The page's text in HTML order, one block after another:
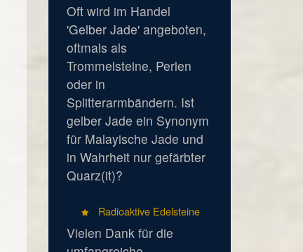
Oft wird im Handel
'Gelber Jade' angeboten,
oftmals als
Trommelsteine, Perlen
oder in
Splitterarmbändern. Ist
gelber Jade ein Synonym
für Malayische Jade und
in Wahrheit nur gefärbter
Quarz(it)?
Radioaktive Edelsteine
Vielen Dank für die